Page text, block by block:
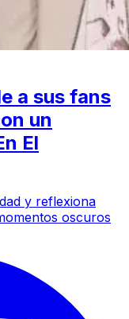
a sus fans
un
El
y reflexiona
oscuros